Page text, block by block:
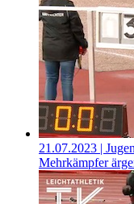
21.07.2023 |
Mehrkämpfer